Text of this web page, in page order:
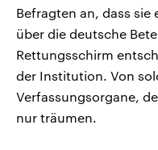
Befragten an, dass sie
über die deutsche
Rettungsschirm
der Institution. Von
Verfassungsorgane,
nur träumen.